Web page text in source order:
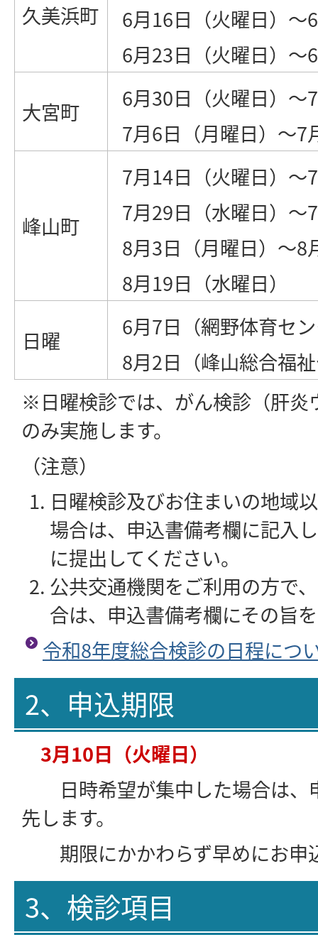
久美浜町
6月16日（火曜日）～
6月23日（火曜日）～
大宮町
6月30日（火曜日）～
7月6日（月曜日）～7
峰山町
7月14日（火曜日）～
7月29日（水曜日）～
8月3日（月曜日）～8
8月19日（水曜日）
日曜
6月7日（網野体育セ
8月2日（峰山総合福
※日曜検診では、がん検診（肝炎
のみ実施します。
（注意）
日曜検診及びお住まいの地域
場合は、申込書備考欄に記入
に提出してください。
公共交通機関をご利用の方で
合は、申込書備考欄にその旨
令和8年度総合検診の日程につ
2、申込期限
3月10日（火曜日）
日時希望が集中した場合は、
先します。
期限にかかわらず早めにお申
3、検診項目